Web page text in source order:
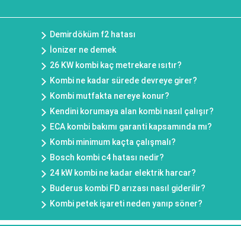
Demirdöküm f2 hatası
İonizer ne demek
26 KW kombi kaç metrekare ısıtır?
Kombi ne kadar sürede devreye girer?
Kombi mutfakta nereye konur?
Kendini korumaya alan kombi nasıl çalışır?
ECA kombi bakımı garanti kapsamında mı?
Kombi minimum kaçta çalışmalı?
Bosch kombi c4 hatası nedir?
24 kW kombi ne kadar elektrik harcar?
Buderus kombi FD arızası nasıl giderilir?
Kombi petek işareti neden yanıp söner?